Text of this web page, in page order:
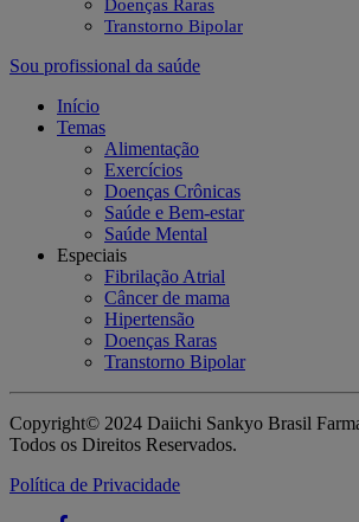
Doenças Raras
Transtorno Bipolar
Sou profissional da saúde
Início
Temas
Alimentação
Exercícios
Doenças Crônicas
Saúde e Bem-estar
Saúde Mental
Especiais
Fibrilação Atrial
Câncer de mama
Hipertensão
Doenças Raras
Transtorno Bipolar
Copyright© 2024 Daiichi Sankyo Brasil
Todos os Direitos Reservados.
Política de Privacidade